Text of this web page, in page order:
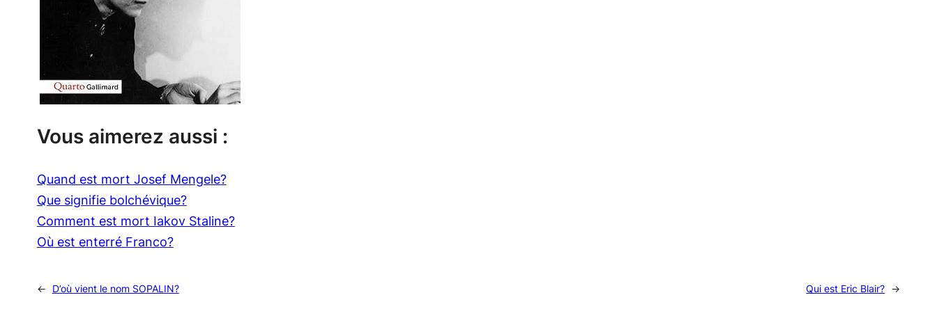
Vous aimerez aussi :
Quand est mort Josef Mengele?
Que signifie bolchévique?
Comment est mort Iakov Staline?
Où est enterré Franco?
← D’où vient le nom SOPALIN? Qui est Eric Blair? →